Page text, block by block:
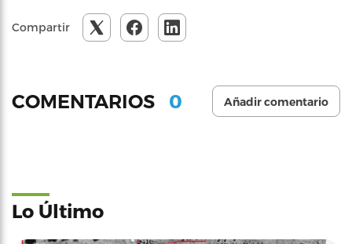
Compartir
COMENTARIOS 0 Añadir comentario
Lo Último